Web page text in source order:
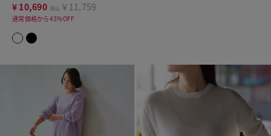
¥ 10,690 税込 ￥11,759
通常価格から43%OFF